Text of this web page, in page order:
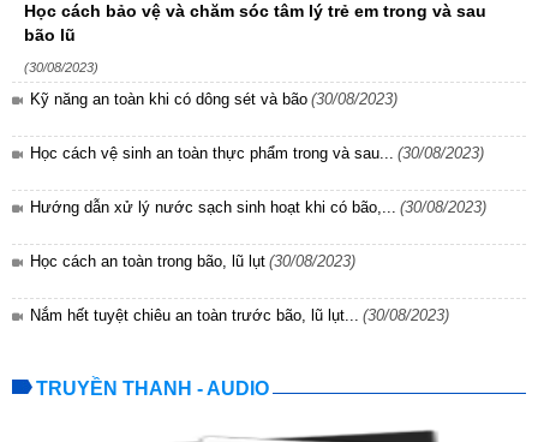
Học cách bảo vệ và chăm sóc tâm lý trẻ em trong và sau
bão lũ
(30/08/2023)
Kỹ năng an toàn khi có dông sét và bão (30/08/2023)
Học cách vệ sinh an toàn thực phẩm trong và sau... (30/08/2023)
Hướng dẫn xử lý nước sạch sinh hoạt khi có bão,... (30/08/2023)
Học cách an toàn trong bão, lũ lụt (30/08/2023)
Nắm hết tuyệt chiêu an toàn trước bão, lũ lụt... (30/08/2023)
TRUYỀN THANH - AUDIO